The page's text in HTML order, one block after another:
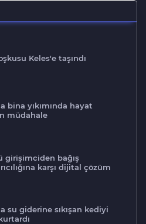
Keles'e taşındı
bina yıkımında hayat
müdahale
girişimciden bağış
karşı dijital çözüm
su giderine sıkışan kediyi